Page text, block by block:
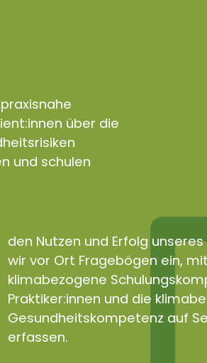
über die
und schulen
den Nutzen und Erfolg
wir vor Ort Fragebögen ein,
klimabezogene
Praktiker:innen und die
Gesundheitskompetenz auf
erfassen.